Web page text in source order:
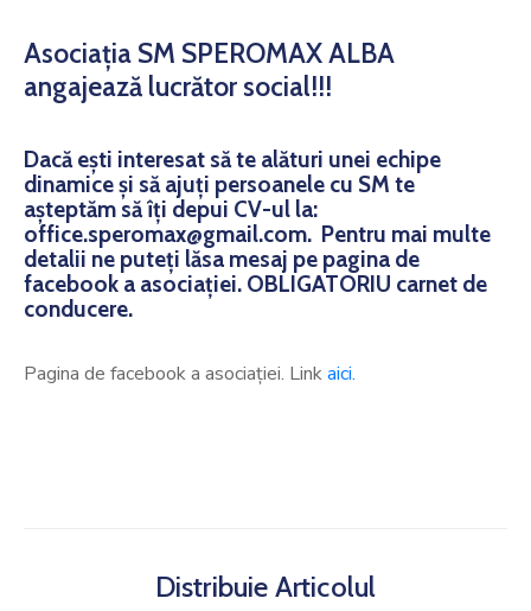
Asociația SM SPEROMAX ALBA
angajează lucrător social!!!
Dacă ești interesat să te alături unei echipe
dinamice și să ajuți persoanele cu SM te
așteptăm să îți depui CV-ul la:
office.speromax@gmail.com. Pentru mai multe
detalii ne puteți lăsa mesaj pe pagina de
facebook a asociației. OBLIGATORIU carnet de
conducere.
Pagina de facebook a asociației. Linkaici.
Distribuie Articolul